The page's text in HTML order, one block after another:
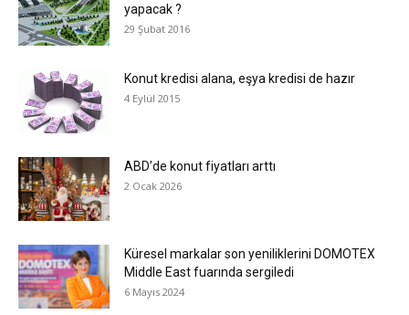
yapacak ?
29 Şubat 2016
Konut kredisi alana, eşya kredisi de hazır
4 Eylül 2015
ABD’de konut fiyatları arttı
2 Ocak 2026
Küresel markalar son yeniliklerini DOMOTEX
Middle East fuarında sergiledi
6 Mayıs 2024